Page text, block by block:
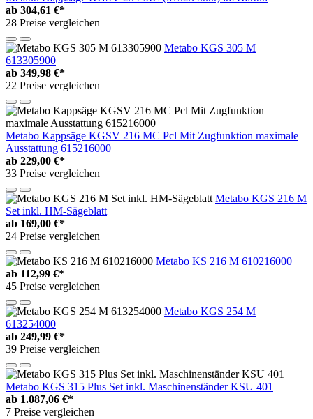
ab 304,61 €*
28 Preise vergleichen
Metabo KGS 305 M
613305900
ab 349,98 €*
22 Preise vergleichen
Metabo Kappsäge KGSV 216 MC Pcl Mit Zugfunktion maximale
Ausstattung 615216000
ab 229,00 €*
33 Preise vergleichen
Metabo KGS 216 M
Set inkl. HM-Sägeblatt
ab 169,00 €*
24 Preise vergleichen
Metabo KS 216 M 610216000
ab 112,99 €*
45 Preise vergleichen
Metabo KGS 254 M
613254000
ab 249,99 €*
39 Preise vergleichen
Metabo KGS 315 Plus Set inkl. Maschinenständer KSU 401
ab 1.087,06 €*
7 Preise vergleichen